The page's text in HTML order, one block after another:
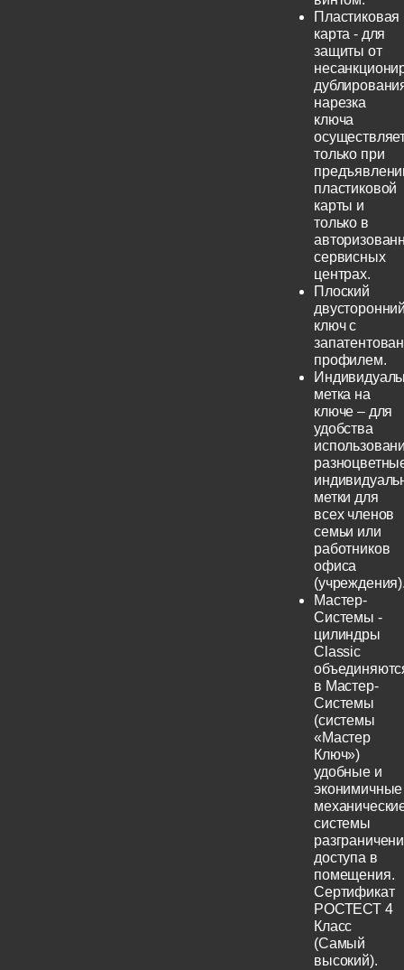
Пластиковая
карта - для
защиты от
нарезка
ключа
только при
пластиковой
карты и
только в
сервисных
центрах.
Плоский
ключ с
профилем.
метка на
ключе – для
удобства
метки для
всех членов
семьи или
работников
офиса
Мастер-
Системы -
цилиндры
Classic
в Мастер-
Системы
(системы
«Мастер
Ключ»)
удобные и
эконимичные
системы
доступа в
помещения.
Сертификат
РОСТЕСТ 4
Класс
(Самый
высокий).